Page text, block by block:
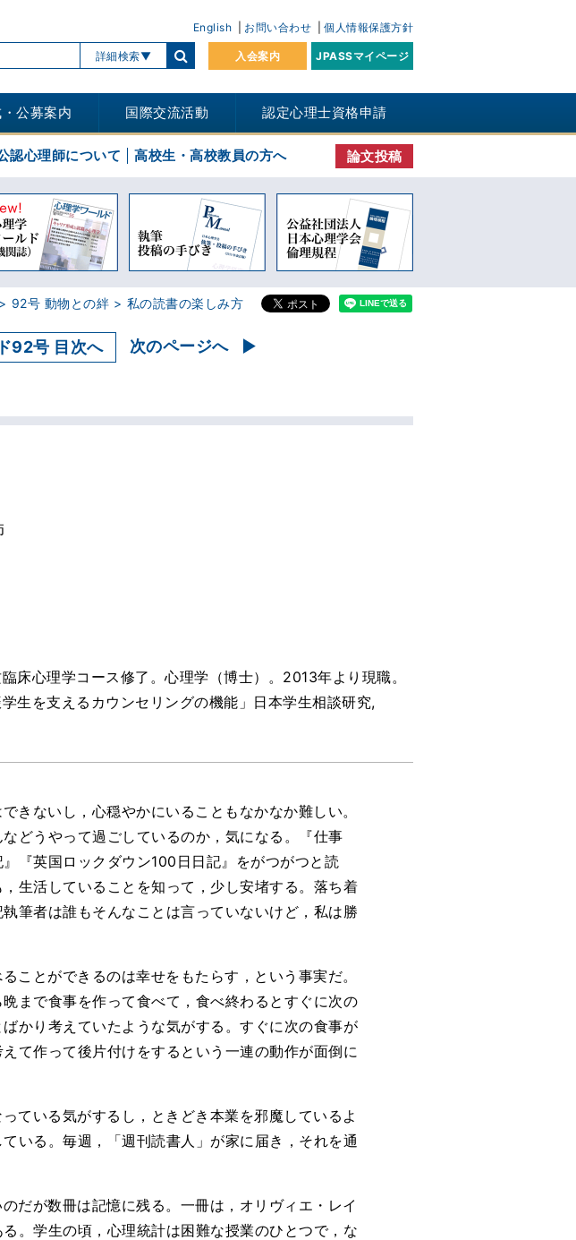
English お問い合わせ 個人情報保護方針
詳細検索 入会案内 JPASSマイページ
公募案内 国際交流活動 認定心理士資格申請
認心理師について 高校生・高校教員の方へ 論文投稿
92号 動物との絆 私の読書の楽しみ方
92号 目次へ 次のページへ
床心理学コース修了。心理学（博士）。2013年より現職。
生を支えるカウンセリングの機能」日本学生相談研究,
きないし，心穏やかにいることもなかなか難しい。
どうやって過ごしているのか，気になる。『仕事
『英国ロックダウン100日日記』をがつがつと読
生活していることを知って，少し安堵する。落ち着
筆者は誰もそんなことは言っていないけど，私は勝
ことができるのは幸せをもたらす，という事実だ。
まで食事を作って食べて，食べ終わるとすぐに次の
かり考えていたような気がする。すぐに次の食事が
て作って後片付けをするという一連の動作が面倒に
ている気がするし，ときどき本業を邪魔しているよ
いる。毎週，「週刊読書人」が家に届き，それを通
だが数冊は記憶に残る。一冊は，オリヴィエ・レイ
。学生の頃，心理統計は困難な授業のひとつで，な